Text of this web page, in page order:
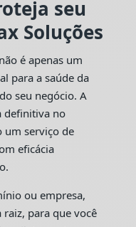
seu
Soluções
é apenas um
para a saúde da
seu negócio. A
definitiva no
um serviço de
eficácia
ou empresa,
para que você